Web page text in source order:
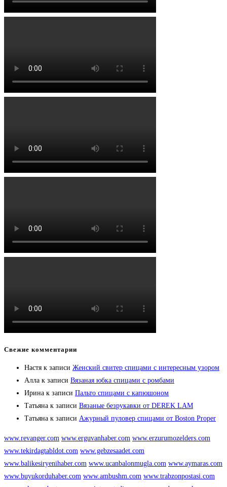
Свежие комментарии
Настя к записи Женский свитер спицами с интересным узором
Алла к записи Вязаная юбка спицами с ромбами
Ирина к записи Пальто спицами с капюшоном
Татьяна к записи Вязаные безрукавки от DEREK LAM
Татьяна к записи Ажурный пуловер спицами от Boston Proper
www.revanger.com www.erguvanhaber.com www.erzurumozelders.com
www.tekirdagtabldot.com www.gebzesaadet.com
www.balikesiryenihaber.com www.ucanbalonmugla.com www.aymaras.com
www.buyukorduhaber.com www.ambushm.com www.trabzonpostasi.com